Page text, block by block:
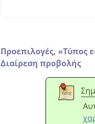
Προεπιλογές, «Τύπος
Διαίρεση προβολής